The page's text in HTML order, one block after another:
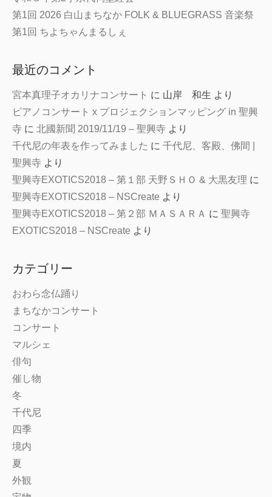
第1回 2026 白山まちなか FOLK & BLUEGRASS 音楽祭
第1回 ちよちゃんまるしぇ
最近のコメント
宮本真理子オカリナコンサート に 山岸 和生 より
ピアノコンサート x プロジェクションマッピング in 聖興
寺 に 北國新聞 2019/11/19 – 聖興寺 より
千代尼の年表を作ってみました に 千代尼、客殿、佛間 |
聖興寺 より
聖興寺EXOTICS2018 – 第１部 天野ＳＨＯ & 大黒友理 に
聖興寺EXOTICS2018 – NSCreate より
聖興寺EXOTICS2018 – 第２部 ＭＡＳＡＲＡ に 聖興寺
EXOTICS2018 – NSCreate より
カテゴリー
おわら念仏踊り
まちなかコンサート
コンサート
マルシェ
俳句
催し物
冬
千代尼
四季
境内
夏
外観